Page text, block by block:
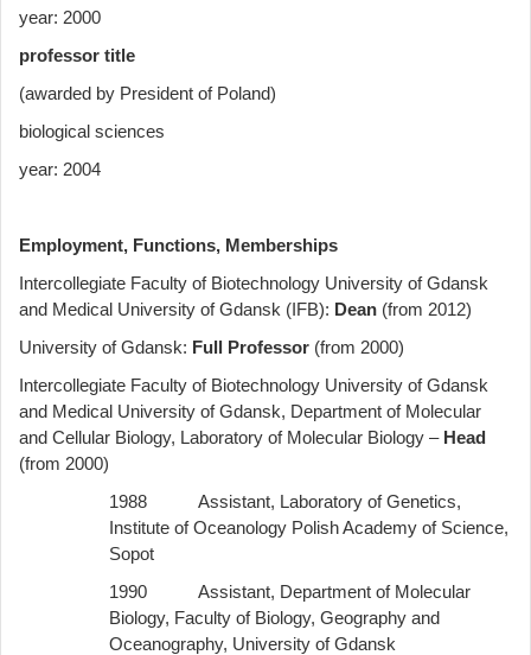
year: 2000
professor title
(awarded by President of Poland)
biological sciences
year: 2004
Employment, Functions, Memberships
Intercollegiate Faculty of Biotechnology University of Gdansk
and Medical University of Gdansk (IFB): Dean (from 2012)
University of Gdansk: Full Professor (from 2000)
Intercollegiate Faculty of Biotechnology University of Gdansk
and Medical University of Gdansk, Department of Molecular
and Cellular Biology, Laboratory of Molecular Biology – Head
(from 2000)
1988 Assistant, Laboratory of Genetics,
Institute of Oceanology Polish Academy of Science,
Sopot
1990 Assistant, Department of Molecular
Biology, Faculty of Biology, Geography and
Oceanography, University of Gdansk